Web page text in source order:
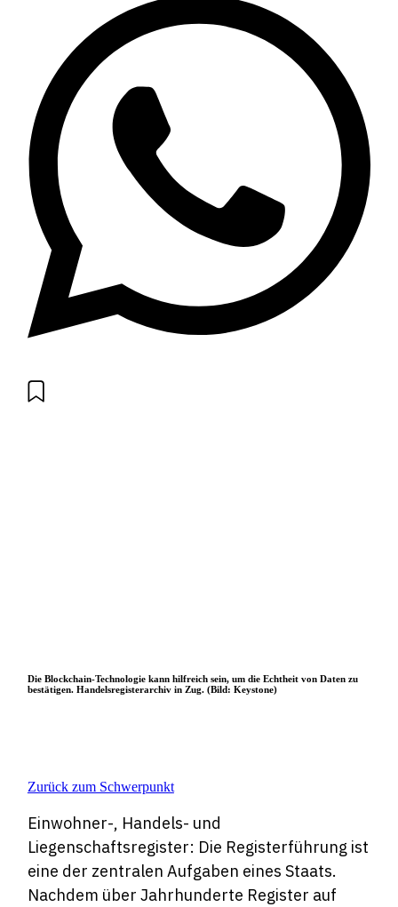
Die Blockchain-Technologie kann hilfreich sein, um die Echtheit von Daten zu
bestätigen. Handelsregisterarchiv in Zug. (Bild: Keystone)
Zurück zum Schwerpunkt
Einwohner-, Handels- und
Liegenschaftsregister: Die Registerführung ist
eine der zentralen Aufgaben eines Staats.
Nachdem über Jahrhunderte Register auf